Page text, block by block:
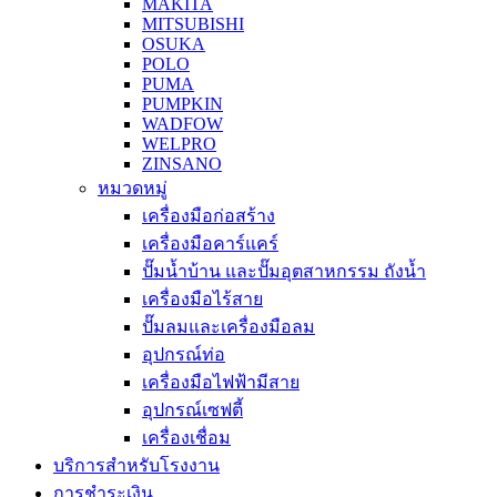
MAKITA
MITSUBISHI
OSUKA
POLO
PUMA
PUMPKIN
WADFOW
WELPRO
ZINSANO
หมวดหมู่
เครื่องมือก่อสร้าง
เครื่องมือคาร์แคร์
ปั๊มน้ำบ้าน และปั๊มอุตสาหกรรม ถังน้ำ
เครื่องมือไร้สาย
ปั๊มลมและเครื่องมือลม
อุปกรณ์ท่อ
เครื่องมือไฟฟ้ามีสาย
อุปกรณ์เซฟตี้
เครื่องเชื่อม
บริการสำหรับโรงงาน
การชำระเงิน